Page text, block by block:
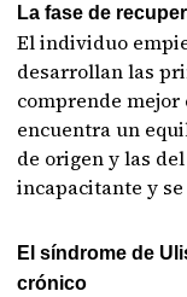
La fase de
El individuo
desarrollan las
comprende
encuentra un
de origen y las
incapacitante y
El síndrome de
crónico